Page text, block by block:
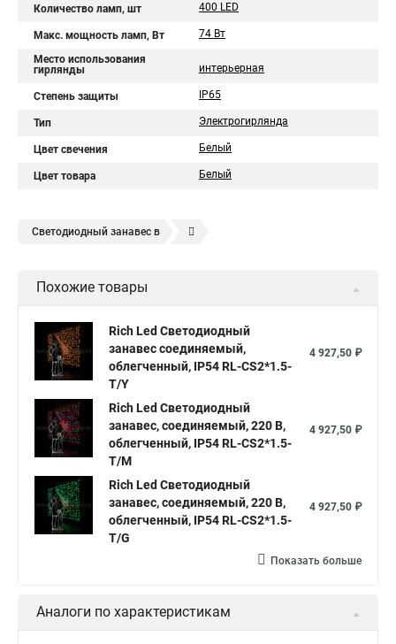
Количество ламп, шт 400 LED
Макс. мощность ламп, Вт 74 Вт
Место использования
гирлянды
интерьерная
Степень защиты IP65
Тип Электрогирлянда
Цвет свечения Белый
Цвет товара Белый
Светодиодный занавес в
Гирлянда дождь занавес светодиодная купить в
Светодиодные led гирлянды занавес
Занавес светодиодная купить
Гирлянда светодиодный дождь занавес
Гирлянды светодиодный занавес
Гирлянда занавес светодиодная купить
Купите светодиодный занавес
Светодиодные занавесы и гирлянды
Светодиодная занавес купить Занавесы светодиодные
Светодиодный дождь занавес купить
Купить гирлянду светодиодный занавес
Похожие товары
Rich Led Светодиодный
занавес соединяемый,
облегченный, IP54 RL-CS2*1.5-
T/Y
4 927,50 ₽
Rich Led Светодиодный
занавес, соединяемый, 220 В,
облегченный, IP54 RL-CS2*1.5-
T/M
4 927,50 ₽
Rich Led Светодиодный
занавес, соединяемый, 220 В,
облегченный, IP54 RL-CS2*1.5-
T/G
4 927,50 ₽
Показать больше
Аналоги по характеристикам